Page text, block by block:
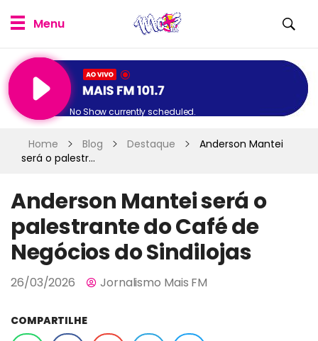
No Show currently scheduled.
Home Blog Destaque
Anderson Mantei
será o palestr...
Anderson Mantei será o
palestrante do Café de
Negócios do Sindilojas
26/03/2026 Jornalismo Mais FM
COMPARTILHE